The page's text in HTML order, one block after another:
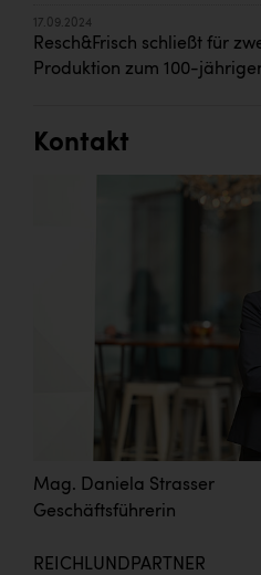
17.09.2024
Resch&Frisch schließt für
Produktion zum 100-
Kontakt
Mag. Daniela Strasser
Geschäftsführerin
REICHLUNDPARTNER